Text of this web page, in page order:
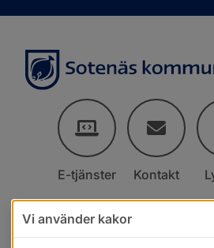
E-tjänster Kontakt
Vi använder kakor